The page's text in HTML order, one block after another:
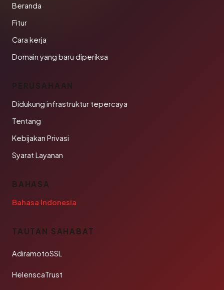
Beranda
Fitur
Cara kerja
Domain yang baru diperiksa
PERUSAHAAN
Didukung infrastruktur tepercaya
Tentang
Kebijakan Privasi
Syarat Layanan
BAHASA
Bahasa Indonesia
TAUTAN SAHABAT
AdiramotoSSL
HelenscaTrust